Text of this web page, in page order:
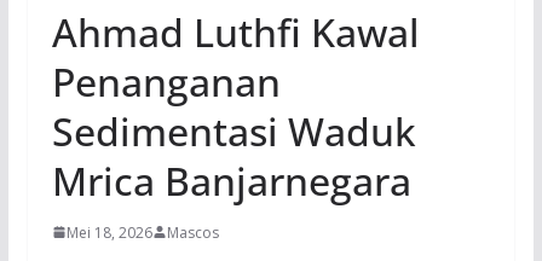
Ahmad Luthfi Kawal
Penanganan
Sedimentasi Waduk
Mrica Banjarnegara
Mei 18, 2026 Mascos